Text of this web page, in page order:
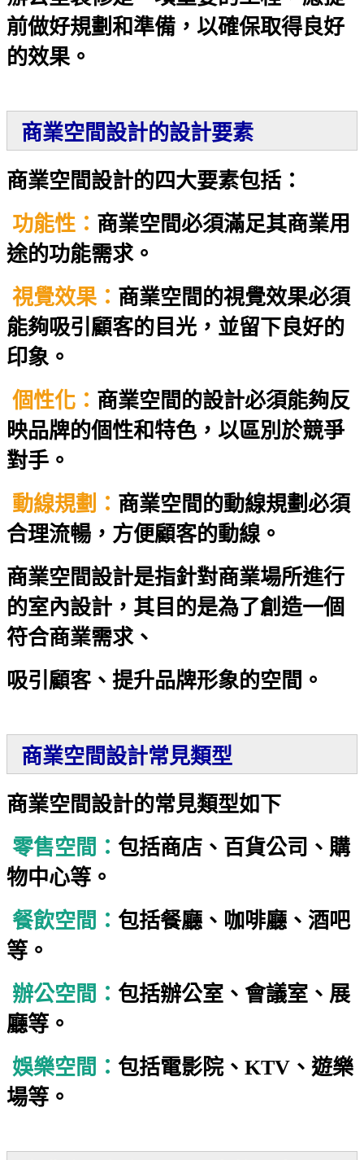
前做好規劃和準備，以確保取得良好
的效果。
商業空間設計的設計要素
商業空間設計的四大要素包括：
功能性： 商業空間必須滿足其商業用
途的功能需求。
視覺效果： 商業空間的視覺效果必須
能夠吸引顧客的目光，並留下良好的
印象。
個性化： 商業空間的設計必須能夠反
映品牌的個性和特色，以區別於競爭
對手。
動線規劃： 商業空間的動線規劃必須
合理流暢，方便顧客的動線。
商業空間設計是指針對商業場所進行
的室內設計，其目的是為了創造一個
符合商業需求、
吸引顧客、提升品牌形象的空間。
商業空間設計常見類型
商業空間設計的常見類型如下
零售空間： 包括商店、百貨公司、購
物中心等。
餐飲空間： 包括餐廳、咖啡廳、酒吧
等。
辦公空間： 包括辦公室、會議室、展
廳等。
娛樂空間： 包括電影院、KTV、遊樂
場等。